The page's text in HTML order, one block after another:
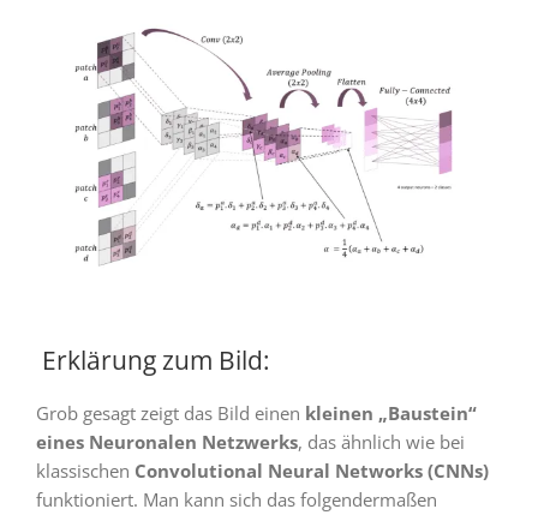
Erklärung zum Bild:
Grob gesagt zeigt das Bild einen kleinen „Baustein“
eines Neuronalen Netzwerks, das ähnlich wie bei
klassischen Convolutional Neural Networks (CNNs)
funktioniert. Man kann sich das folgendermaßen